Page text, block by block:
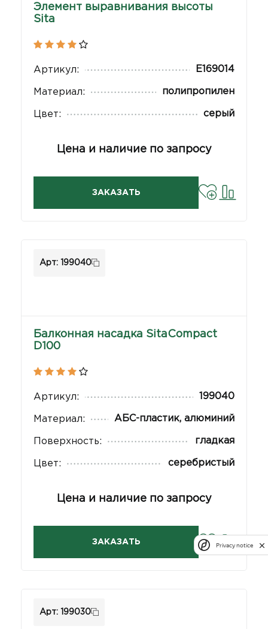
Элемент выравнивания высоты
Sita
Артикул: E169014
Материал: полипропилен
Цвет: серый
Цена и наличие по запросу
ЗАКАЗАТЬ
Арт: 199040
Балконная насадка SitaCompact
D100
Артикул: 199040
Материал: АБС-пластик, алюминий
Поверхность: гладкая
Цвет: серебристый
Цена и наличие по запросу
ЗАКАЗАТЬ
Арт: 199030
Privacy notice